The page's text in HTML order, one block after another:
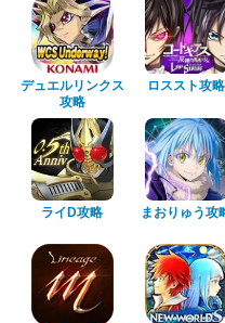
デュエルリンクス
攻略
ロススト攻略
ライD攻略 まおりゅう攻